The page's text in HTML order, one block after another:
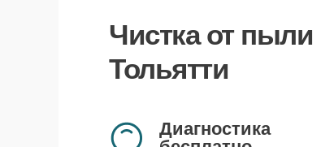
Чистка от пыли
Тольятти
Диагностика